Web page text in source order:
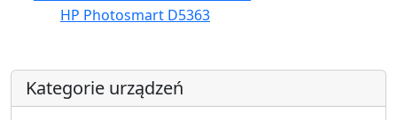
HP Photosmart D5363
Kategorie urządzeń